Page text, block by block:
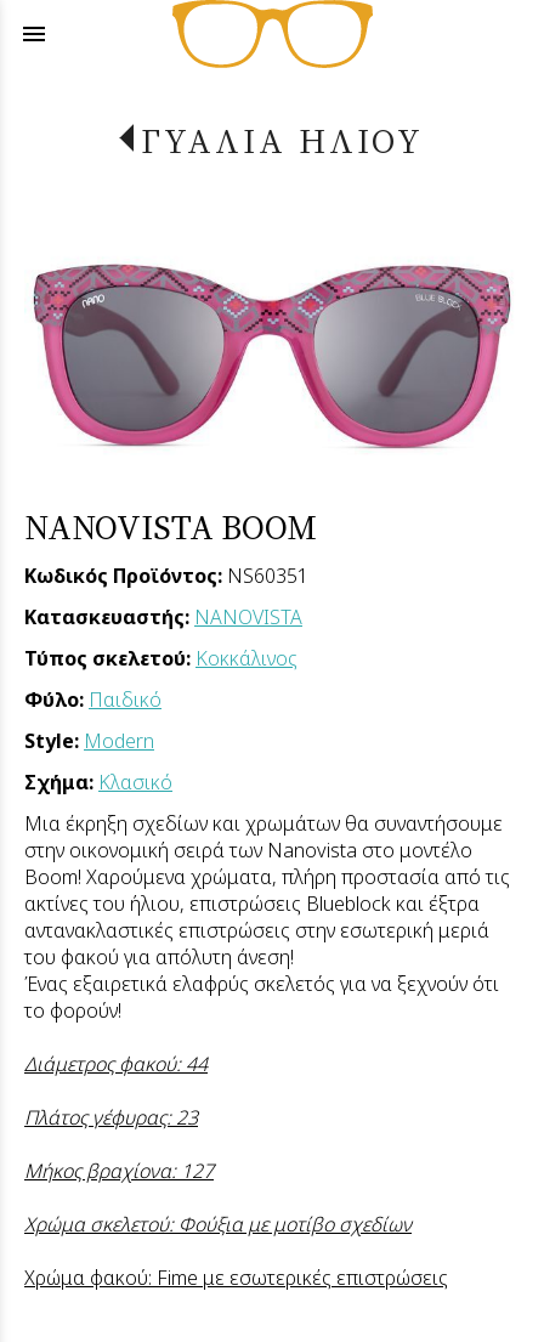
menu
ΓΥΑΛΙΑ ΗΛΙΟΥ
NANOVISTA BOOM
Κωδικός Προϊόντος: NS60351
Κατασκευαστής: NANOVISTA
Τύπος σκελετού: Κοκκάλινος
Φύλο: Παιδικό
Style: Modern
Σχήμα: Κλασικό
Μια έκρηξη σχεδίων και χρωμάτων θα συναντήσουμε
στην οικονομική σειρά των Nanovista στο μοντέλο
Boom! Χαρούμενα χρώματα, πλήρη προστασία από τις
ακτίνες του ήλιου, επιστρώσεις Blueblock και έξτρα
αντανακλαστικές επιστρώσεις στην εσωτερική μεριά
του φακού για απόλυτη άνεση!
Ένας εξαιρετικά ελαφρύς σκελετός για να ξεχνούν ότι
το φορούν!
Διάμετρος φακού: 44
Πλάτος γέφυρας: 23
Μήκος βραχίονα: 127
Χρώμα σκελετού: Φούξια με μοτίβο σχεδίων
Χρώμα φακού: Fime με εσωτερικές επιστρώσεις